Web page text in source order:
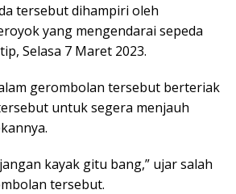
tersebut dihampiri oleh
yang mengendarai sepeda
Selasa 7 Maret 2023.
gerombolan tersebut berteriak
untuk segera menjauh
kayak gitu bang,” ujar salah
tersebut.